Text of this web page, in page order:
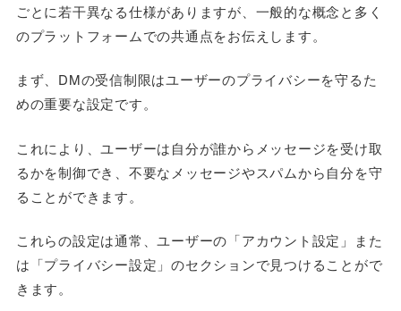
ごとに若干異なる仕様がありますが、一般的な概念と多く
のプラットフォームでの共通点をお伝えします。
まず、DMの受信制限はユーザーのプライバシーを守るた
めの重要な設定です。
これにより、ユーザーは自分が誰からメッセージを受け取
るかを制御でき、不要なメッセージやスパムから自分を守
ることができます。
これらの設定は通常、ユーザーの「アカウント設定」また
は「プライバシー設定」のセクションで見つけることがで
きます。